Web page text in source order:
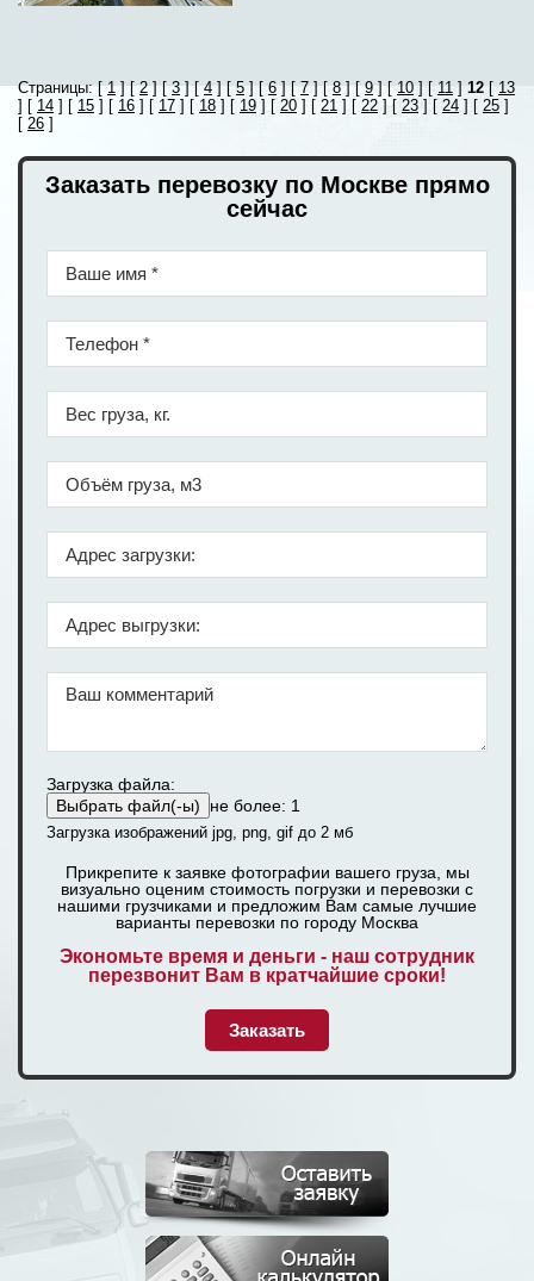
Страницы: [1] [2] [ 3 ] [ 4 ] [ 5 ] [6] [ 7] [8] [9] [ 10 ] [ 11 ] 12 [ 13
] [ 14 ] [ 15 ] [ 16 ] [ 17 ] [ 18 ] [ 19 ] [ 20 ] [ 21 ] [ 22 ] [ 23 ] [ 24 ] [ 25 ]
[ 26 ]
Заказать перевозку по Москве прямо
сейчас
Загрузка файла:
не более: 1
Загрузка изображений jpg, png, gif до 2 мб
Прикрепите к заявке фотографии вашего груза, мы
визуально оценим стоимость погрузки и перевозки с
нашими грузчиками и предложим Вам самые лучшие
варианты перевозки по городу Москва
Экономьте время и деньги - наш сотрудник
перезвонит Вам в кратчайшие сроки!
Заказать